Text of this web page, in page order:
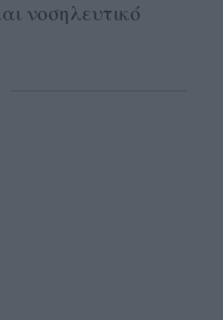
νοσηλευτικό